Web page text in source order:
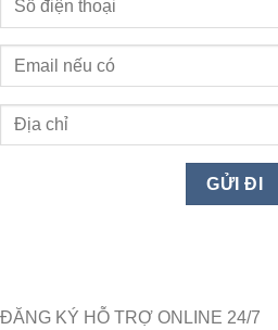
ĐĂNG KÝ HỖ TRỢ ONLINE 24/7